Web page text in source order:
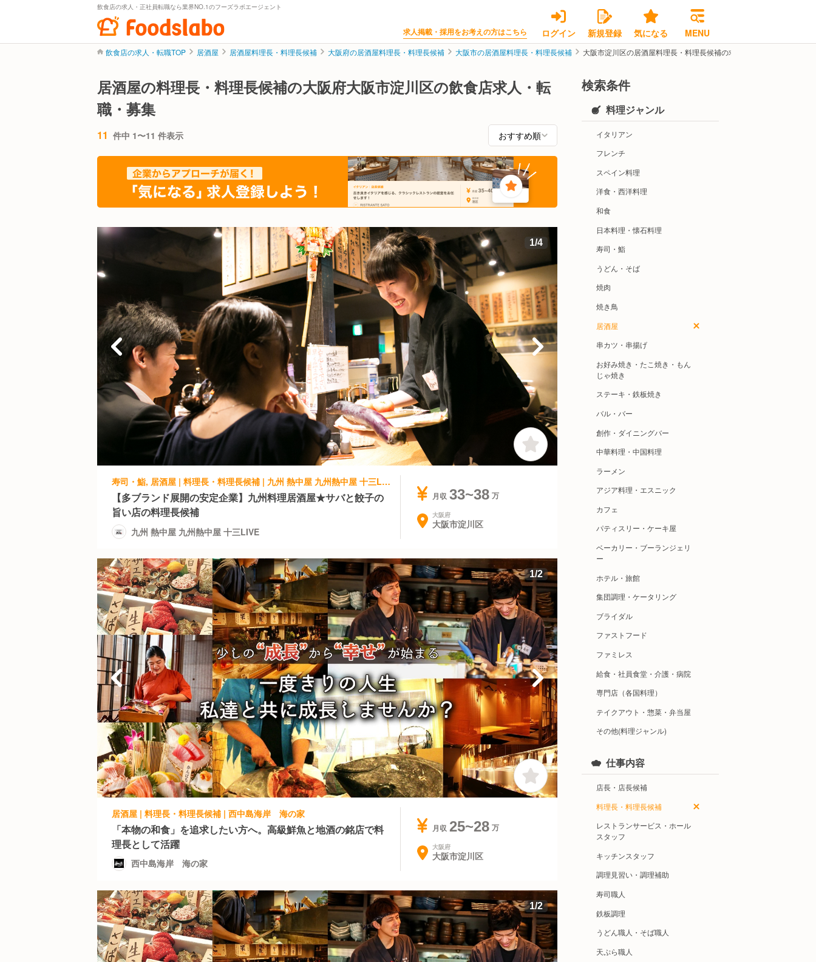
飲食店の求人・正社員転職なら業界NO.1のフーズラボエージェント
求人掲載・採用をお考えの方はこちら ログイン 新規登録 気になる MENU
飲食店の求人・転職TOP 居酒屋 居酒屋料理長・料理長候補 大阪府の居酒屋料理長・料理長候補 大阪市の居酒屋料理長・料理長候補 大阪市淀川区の居酒屋料理長・料理長候補の求人・転職情報
居酒屋の料理長・料理長候補の大阪府大阪市淀川区の飲食店求人・転
職・募集
11 件中 1〜11 件表示
1/4
寿司・鮨, 居酒屋 | 料理長・料理長候補 | 九州 熱中屋 九州熱中屋 十三LIVE
【多ブランド展開の安定企業】九州料理居酒屋★サバと餃子の
旨い店の料理長候補
九州 熱中屋 九州熱中屋 十三LIVE
月収 33~38
大阪府
大阪市淀川区
1/2
居酒屋 | 料理長・料理長候補 | 西中島海岸 海の家
「本物の和食」を追求したい方へ。高級鮮魚と地酒の銘店で料
理長として活躍
西中島海岸 海の家
月収 25~28
大阪府
大阪市淀川区
1/2
検索条件
料理ジャンル
イタリアン
フレンチ
スペイン料理
洋食・西洋料理
和食
日本料理・懐石料理
寿司・鮨
うどん・そば
焼肉
焼き鳥
居酒屋
串カツ・串揚げ
お好み焼き・たこ焼き・もん
じゃ焼き
ステーキ・鉄板焼き
バル・バー
創作・ダイニングバー
中華料理・中国料理
ラーメン
アジア料理・エスニック
カフェ
パティスリー・ケーキ屋
ベーカリー・ブーランジェリ
ー
ホテル・旅館
集団調理・ケータリング
ブライダル
ファストフード
ファミレス
給食・社員食堂・介護・病院
専門店（各国料理）
テイクアウト・惣菜・弁当屋
その他(料理ジャンル)
仕事内容
店長・店長候補
料理長・料理長候補
レストランサービス・ホール
スタッフ
キッチンスタッフ
調理見習い・調理補助
寿司職人
鉄板調理
うどん職人・そば職人
天ぷら職人